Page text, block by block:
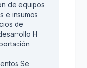
de equipos
e insumos
de
H
Se